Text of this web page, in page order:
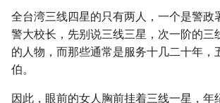
全台湾三线四星的只有两人，一个是警政
警大校长，先别说三线三星，次一阶的三
的人物，而那些通常是服务十几二十年，
伯。
因此，眼前的女人胸前挂着三线一星，年